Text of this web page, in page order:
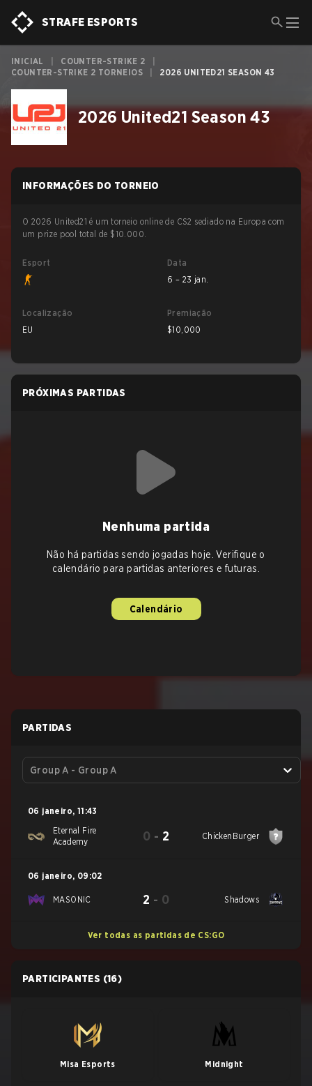
STRAFE ESPORTS
INICIAL COUNTER-STRIKE 2
COUNTER-STRIKE 2 TORNEIOS
2026 UNITED21 SEASON 43
2026 United21 Season 43
INFORMAÇÕES DO TORNEIO
O 2026 United21 é um torneio online de CS2 sediado na Europa com
um prize pool total de $10.000.
Esport
Data
6 – 23 jan.
Localização
EU
Premiação
$10,000
PRÓXIMAS PARTIDAS
Nenhuma partida
Não há partidas sendo jogadas hoje. Verifique o
calendário para partidas anteriores e futuras.
Calendário
PARTIDAS
Group A - Group A
06 janeiro, 11:43
Eternal Fire
Academy
0 - 2 ChickenBurger
06 janeiro, 09:02
MASONIC 2 - 0 Shadows
Ver todas as partidas de CS:GO
PARTICIPANTES (16)
Misa Esports Midnight